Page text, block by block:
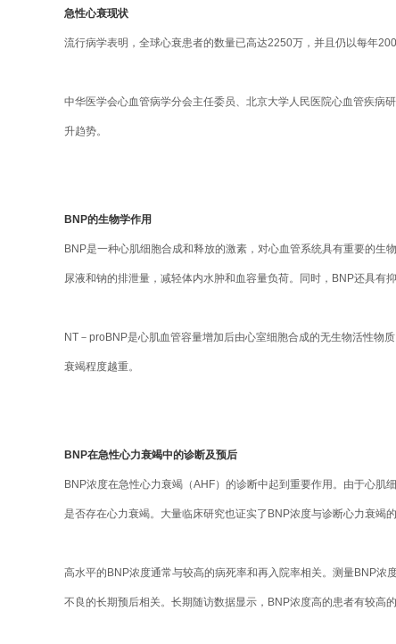
急性心衰现状
流行病学表明，全球心衰患者的数量已高达2250万，并且仍以每年
中华医学会心血管病学分会主任委员、北京大学人民医院心血管疾病
升趋势。
BNP的生物学作用
BNP是一种心肌细胞合成和释放的激素，对心血管系统具有重要的
尿液和钠的排泄量，减轻体内水肿和血容量负荷。同时，BNP还具有
NT－proBNP是心肌血管容量增加后由心室细胞合成的无生物活性物
衰竭程度越重。
BNP在急性心力衰竭中的诊断及预后
BNP浓度在急性心力衰竭（AHF）的诊断中起到重要作用。由于心
是否存在心力衰竭。大量临床研究也证实了BNP浓度与诊断心力衰竭
高水平的BNP浓度通常与较高的病死率和再入院率相关。测量BNP
不良的长期预后相关。长期随访数据显示，BNP浓度高的患者有较高